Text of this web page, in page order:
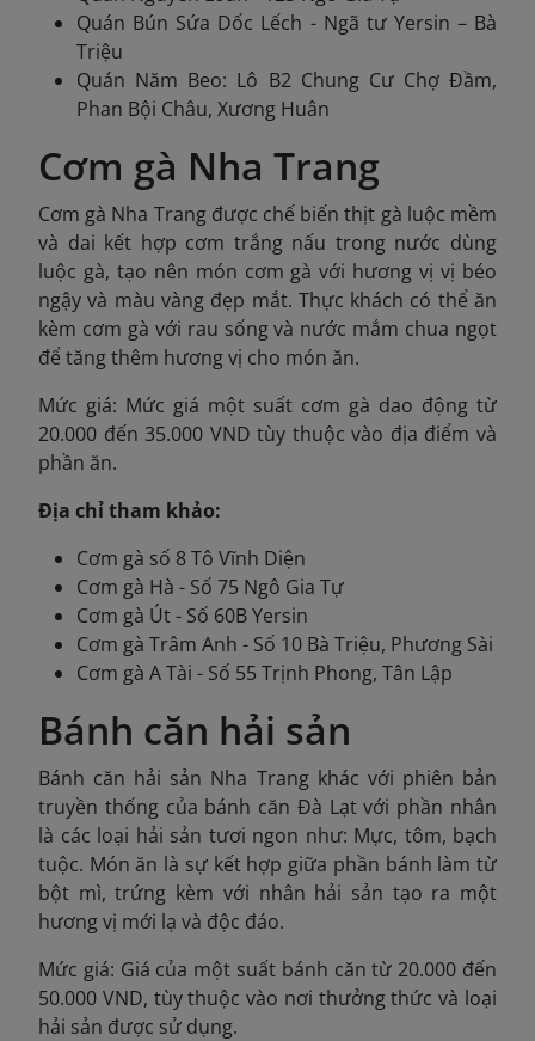
Quán Bún Sứa Dốc Lếch - Ngã tư Yersin – Bà
Triệu
Quán Năm Beo: Lô B2 Chung Cư Chợ Đầm,
Phan Bội Châu, Xương Huân
Cơm gà Nha Trang
Cơm gà Nha Trang được chế biến thịt gà luộc mềm
và dai kết hợp cơm trắng nấu trong nước dùng
luộc gà, tạo nên món cơm gà với hương vị vị béo
ngậy và màu vàng đẹp mắt. Thực khách có thể ăn
kèm cơm gà với rau sống và nước mắm chua ngọt
để tăng thêm hương vị cho món ăn.
Mức giá: Mức giá một suất cơm gà dao động từ
20.000 đến 35.000 VND tùy thuộc vào địa điểm và
phần ăn.
Địa chỉ tham khảo:
Cơm gà số 8 Tô Vĩnh Diện
Cơm gà Hà - Số 75 Ngô Gia Tự
Cơm gà Út - Số 60B Yersin
Cơm gà Trâm Anh - Số 10 Bà Triệu, Phương Sài
Cơm gà A Tài - Số 55 Trịnh Phong, Tân Lập
Bánh căn hải sản
Bánh căn hải sản Nha Trang khác với phiên bản
truyền thống của bánh căn Đà Lạt với phần nhân
là các loại hải sản tươi ngon như: Mực, tôm, bạch
tuộc. Món ăn là sự kết hợp giữa phần bánh làm từ
bột mì, trứng kèm với nhân hải sản tạo ra một
hương vị mới lạ và độc đáo.
Mức giá: Giá của một suất bánh căn từ 20.000 đến
50.000 VND, tùy thuộc vào nơi thưởng thức và loại
hải sản được sử dụng.